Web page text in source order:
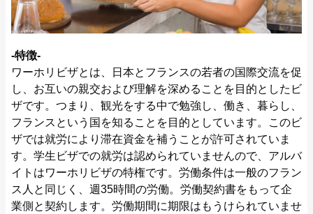
‐特徴‐
ワーホリビザとは、日本とフランスの若者の国際交流を促
し、お互いの親交および理解を深めることを目的としたビ
ザです。つまり、観光をする中で勉強し、働き、暮らし、
フランスという国を知ることを目的としています。このビ
ザでは就労により滞在資金を補うことが許可されていま
す。学生ビザでの就労は認められていませんので、アルバ
イトはワーホリビザの特権です。労働条件は一般のフラン
ス人と同じく、週35時間の労働。労働契約書をもって企
業側と契約します。労働期間に期限はもうけられていませ